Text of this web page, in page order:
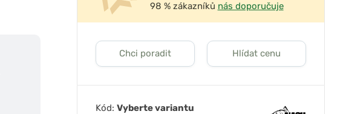
98 % zákazníků nás doporučuje
Chci poradit Hlídat cenu
Kód: Vyberte variantu